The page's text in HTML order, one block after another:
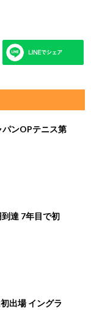
ンOPテニス第
達 7年目で初
出場 イングラ